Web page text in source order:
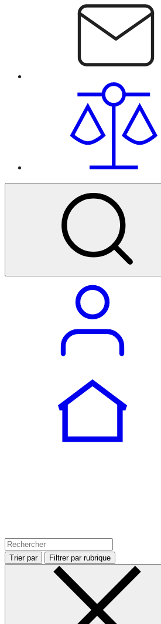
Trier par Filtrer par rubrique